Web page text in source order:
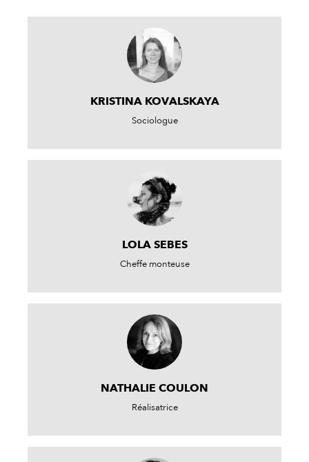
KRISTINA KOVALSKAYA
Sociologue
LOLA SEBES
Cheffe monteuse
NATHALIE COULON
Réalisatrice